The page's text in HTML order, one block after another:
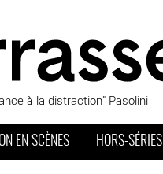
à la distraction" Pasolini
EN SCÈNES HORS-SÉRIES